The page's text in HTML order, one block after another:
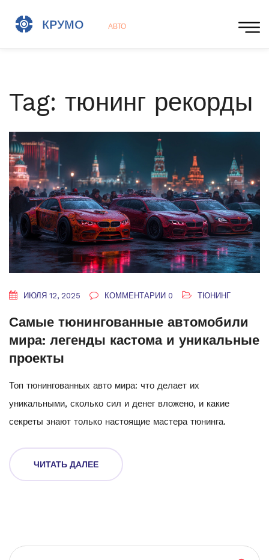
Tag: тюнинг рекорды
ИЮЛЯ 12, 2025 КОММЕНТАРИИ 0 ТЮНИНГ
Самые тюнингованные автомобили
мира: легенды кастома и уникальные
проекты
Топ тюнингованных авто мира: что делает их
уникальными, сколько сил и денег вложено, и какие
секреты знают только настоящие мастера тюнинга.
ЧИТАТЬ ДАЛЕЕ